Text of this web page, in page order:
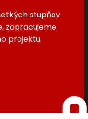
stupňov
zapracujeme
projektu.